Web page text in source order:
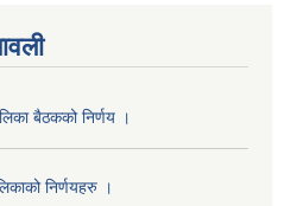
बैठकको निर्णय ।
निर्णयहरु ।